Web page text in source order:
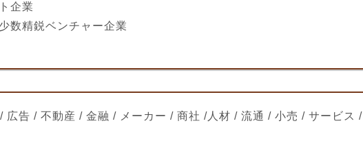
企業
数精鋭ベンチャー企業
告 / 不動産 / 金融 / メーカー / 商社 /人材 / 流通 / 小売 / サービス /